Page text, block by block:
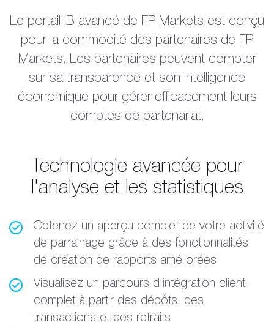
Le portail IB avancé de FP Markets est conçu
pour la commodité des partenaires de FP
Markets. Les partenaires peuvent compter
sur sa transparence et son intelligence
économique pour gérer efficacement leurs
comptes de partenariat.
Technologie avancée pour
l'analyse et les statistiques
Obtenez un aperçu complet de votre activité
de parrainage grâce à des fonctionnalités
de création de rapports améliorées
Visualisez un parcours d'intégration client
complet à partir des dépôts, des
transactions et des retraits